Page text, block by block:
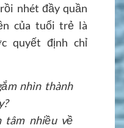
nhét đầy quần
của tuổi trẻ là
quyết định chỉ
nhìn thành
tâm nhiều về